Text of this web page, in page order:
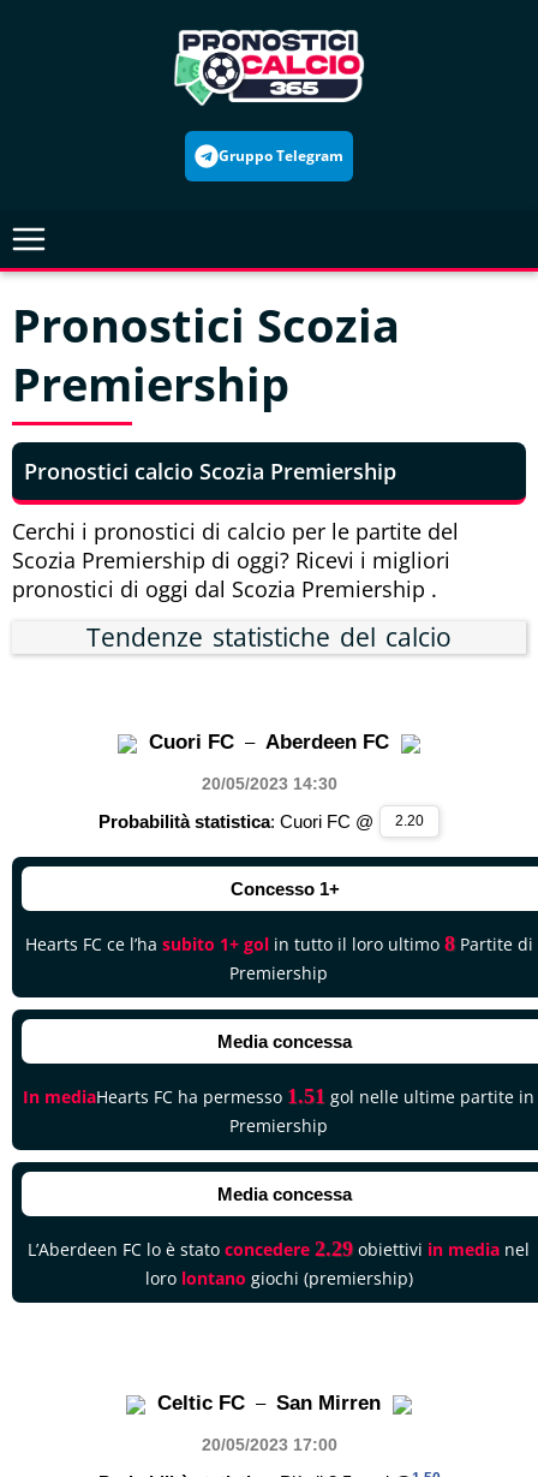
Gruppo Telegram
Pronostici Scozia
Premiership
Pronostici calcio Scozia Premiership
Cerchi i pronostici di calcio per le partite del
Scozia Premiership di oggi? Ricevi i migliori
pronostici di oggi dal Scozia Premiership .
Tendenze statistiche del calcio
Cuori FC – Aberdeen FC
20/05/2023 14:30
Probabilità statistica: Cuori FC @ 2.20
Concesso 1+
Hearts FC ce l’ha subito 1+ golin tutto il loro ultimo 8Partite di
Premiership
Media concessa
In mediaHearts FC ha permesso 1.51 gol nelle ultime partite in
Premiership
Media concessa
L’Aberdeen FC lo è stato concedere 2.29 obiettivi in media nel
loro lontano giochi (premiership)
Celtic FC – San Mirren
20/05/2023 17:00